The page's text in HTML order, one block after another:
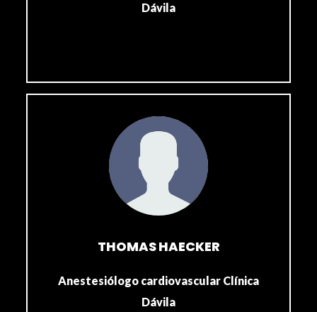
Dávila
THOMAS HAECKER
Anestesiólogo cardiovascular Clínica
Dávila